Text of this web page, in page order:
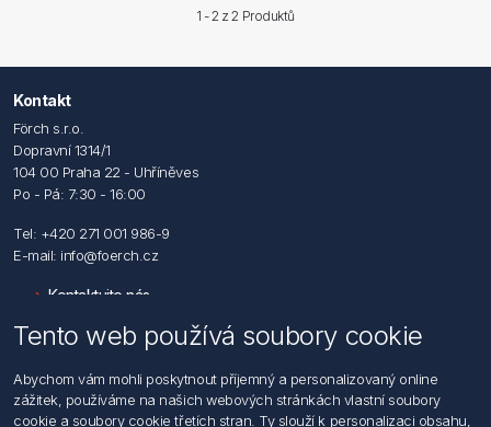
1 - 2 z2 Produktů
Kontakt
Förch s.r.o.
Dopravní 1314/1
104 00 Praha 22 - Uhříněves
Po - Pá: 7:30 - 16:00
Tel: +420 271 001 986-9
E-mail: info@foerch.cz
Kontaktujte nás
Hledat
Dodržování předpisů
Tento web používá soubory cookie
Abychom vám mohli poskytnout příjemný a personalizovaný online
zážitek, používáme na našich webových stránkách vlastní soubory
cookie a soubory cookie třetích stran. Ty slouží k personalizaci obsahu,